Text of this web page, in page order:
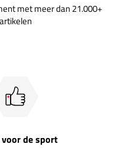
met meer dan 21.000+
artikelen
voor de sport